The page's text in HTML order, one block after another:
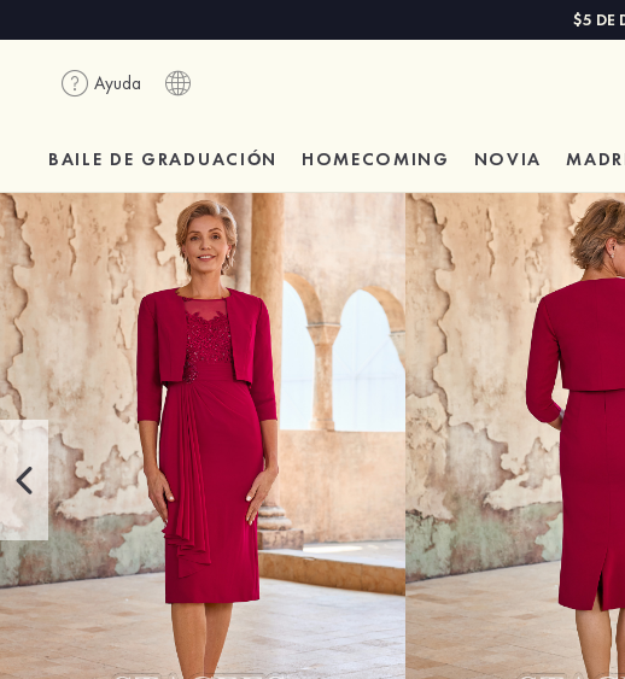
$5 DE
Ayuda
BAILE DE GRADUACIÓN HOMECOMING NOVIA